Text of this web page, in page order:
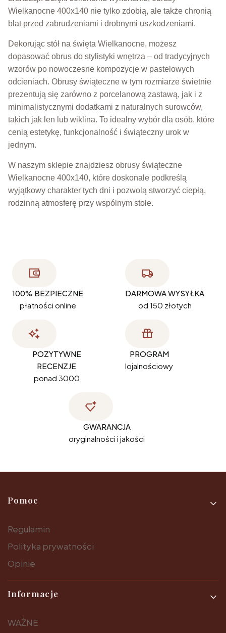
Wielkanocne 400x140 nie tylko zdobią, ale także chronią
blat przed zabrudzeniami i drobnymi uszkodzeniami.
Dekorując stół na święta Wielkanocne, możesz
dopasować obrus do stylistyki wnętrza – od tradycyjnych
wzorów po nowoczesne kompozycje w pastelowych
odcieniach. Obrusy świąteczne w tym rozmiarze świetnie
prezentują się zarówno z porcelanową zastawą, jak i z
minimalistycznymi dodatkami z naturalnych surowców,
takich jak len lub wiklina. To idealny wybór dla osób, które
cenią estetykę, funkcjonalność i świąteczny urok w
jednym.
W naszym sklepie znajdziesz obrusy świąteczne
Wielkanocne 400x140, które doskonale podkreślą
wyjątkowy charakter tych dni i pozwolą stworzyć ciepłą,
rodzinną atmosferę przy wspólnym stole.
100% BEZPIECZNE
płatności online
DARMOWA WYSYŁKA
od 150 złotych
POZYTYWNE
RECENZJE
ponad 3000
PROGRAM
lojalnościowy
GWARANCJA
oryginalności i jakości
Linki w stopce
Pomoc
Regulamin
Polityka prywatności
Opinie
Informacje
WAŻNE